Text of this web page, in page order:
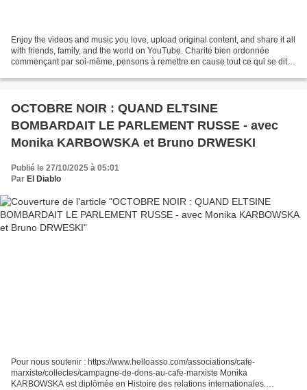
Enjoy the videos and music you love, upload original content, and share it all
with friends, family, and the world on YouTube. Charité bien ordonnée
commençant par soi-même, pensons à remettre en cause tout ce qui se dit
OCTOBRE NOIR : QUAND ELTSINE
BOMBARDAIT LE PARLEMENT RUSSE - avec
Monika KARBOWSKA et Bruno DRWESKI
Publié le 27/10/2025 à 05:01
Par El Diablo
Pour nous soutenir : https://www.helloasso.com/associations/cafe-
marxiste/collectes/campagne-de-dons-au-cafe-marxiste Monika
KARBOWSKA est diplômée en Histoire des relations internationales.